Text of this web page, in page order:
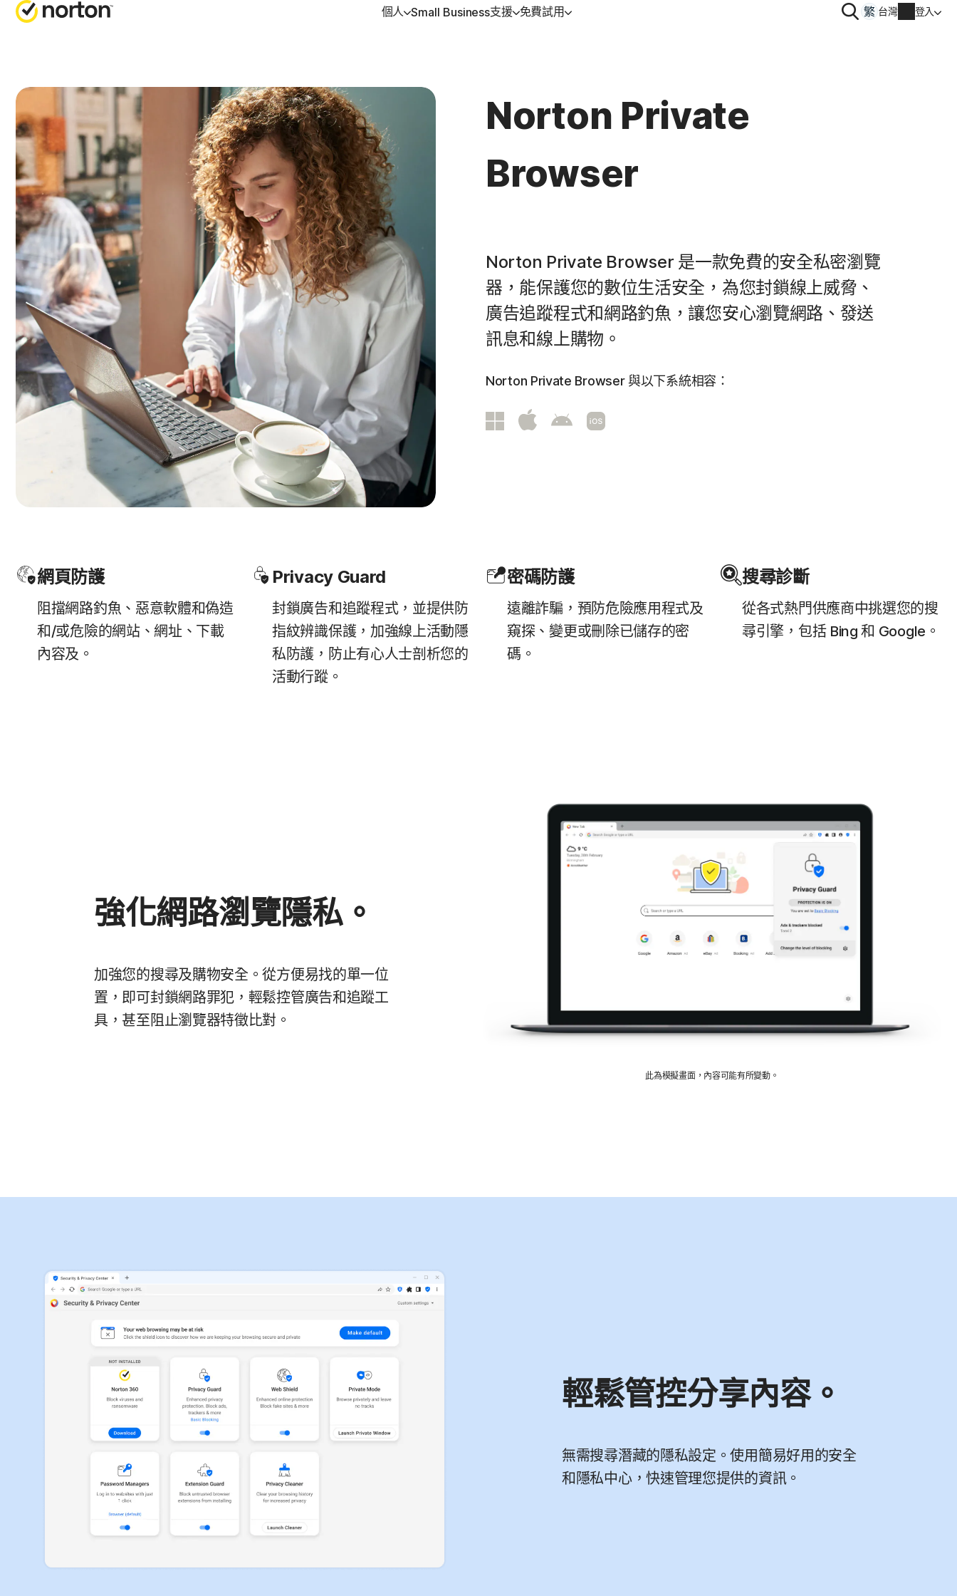
個人
Norton 360 Premium │ 諾頓 360 專
業版
Norton 360 Deluxe │ 諾頓 360 進階
版
Norton 360 Standard │ 諾頓 360 入
門版
Norton 360 for Gamers | 諾頓 360
電競版
強版
Security
所有產品和服務
Small Business支援
客戶支援
免費試用
尋
台灣 登入
輸入您的產品金鑰
Norton Private
Browser
Norton Private Browser 是一款免費的安全私密瀏覽
器，能保護您的數位生活安全，為您封鎖線上威脅、
廣告追蹤程式和網路釣魚，讓您安心瀏覽網路、發送
訊息和線上購物。
Norton Private Browser 與以下系統相容：
網頁防護
阻擋網路釣魚、惡意軟體和偽造
和/或危險的網站、網址、下載
內容及。
Privacy Guard
封鎖廣告和追蹤程式，並提供防
指紋辨識保護，加強線上活動隱
私防護，防止有心人士剖析您的
活動行蹤。
密碼防護
遠離詐騙，預防危險應用程式及
窺探、變更或刪除已儲存的密
碼。
搜尋診斷
從各式熱門供應商中挑選您的搜
尋引擎，包括 Bing 和 Google。
此為模擬畫面，內容可能有所變動。
強化網路瀏覽隱私。
加強您的搜尋及購物安全。從方便易找的單一位
置，即可封鎖網路罪犯，輕鬆控管廣告和追蹤工
具，甚至阻止瀏覽器特徵比對。
輕鬆管控分享內容。
無需搜尋潛藏的隱私設定。使用簡易好用的安全
和隱私中心，快速管理您提供的資訊。